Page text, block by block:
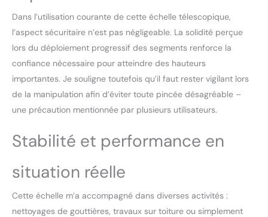
de support, l'échelle
approuvée par la norme
de sécurité EN131 ; 🚧
Largement application :
pour l'intérieur et
l'extérieur. Cette échelle
utile devrait faire partie
de tout ménage et
être utilisé pour atteindre
pour les particuliers et les
Dans l’utilisation courante de cette échelle télescopique,
l’aspect sécuritaire n’est pas négligeable. La solidité perçue
lors du déploiement progressif des segments renforce la
confiance nécessaire pour atteindre des hauteurs
importantes. Je souligne toutefois qu’il faut rester vigilant lors
de la manipulation afin d’éviter toute pincée désagréable –
une précaution mentionnée par plusieurs utilisateurs.
Stabilité et performance en
situation réelle
Cette échelle m’a accompagné dans diverses activités :
nettoyages de gouttières, travaux sur toiture ou simplement